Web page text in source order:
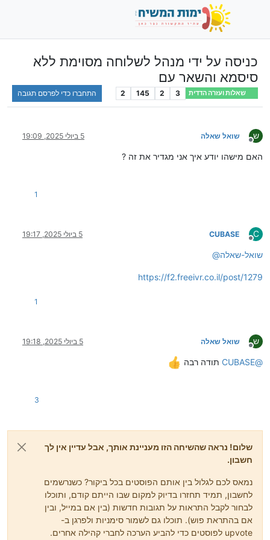
כניסה על ידי מנהל לשלוחה מסוימת ללא
סיסמא והשאר עם
שאלות ועזרה הדדית 3
2
145
2 התחברו כדי לפרסם תגובה
ש
מנותק
שואל שאלה 5 ביולי 2025, 19:09
האם מישהו יודע איך אני מגדיר את זה ?
1
C
מנותק
CUBASE 5 ביולי 2025, 19:17
@שואל-שאלה
https://f2.freeivr.co.il/post/1279
1
ש
מנותק
שואל שאלה 5 ביולי 2025, 19:18
@
CUBASE תודה רבה
3
שלום! נראה שהשיחה הזו מעניינת אותך, אבל עדיין אין לך
חשבון.
נמאס לכם לגלול בין אותם הפוסטים בכל ביקור? כשנרשמים
לחשבון, תמיד תחזרו בדיוק למקום שבו הייתם קודם, ותוכלו
לבחור לקבל התראות על תגובות חדשות (בין אם במייל, ובין
אם בהתראת פוש). תוכלו גם לשמור סימניות ולפרגן ב-
upvote לפוסטים כדי להביע הערכה לחברי קהילה אחרים.